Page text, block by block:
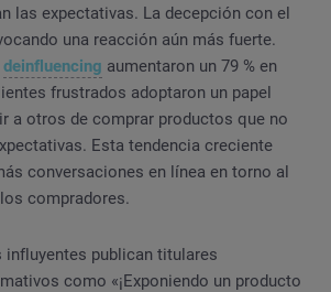
las expectativas. La decepción con el
una reacción aún más fuerte.
deinfluencing aumentaron un 79 % en
frustrados adoptaron un papel
a otros de comprar productos que no
Esta tendencia creciente
conversaciones en línea en torno al
compradores.
publican titulares
como «¡Exponiendo un producto